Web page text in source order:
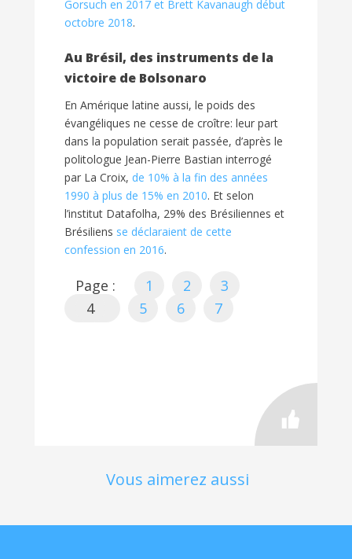
Gorsuch en 2017 et Brett Kavanaugh début
octobre 2018.
Au Brésil, des instruments de la
victoire de Bolsonaro
En Amérique latine aussi, le poids des
évangéliques ne cesse de croître: leur part
dans la population serait passée, d’après le
politologue Jean-Pierre Bastian interrogé
par La Croix, de 10% à la fin des années
1990 à plus de 15% en 2010. Et selon
l’institut Datafolha, 29% des Brésiliennes et
Brésiliens se déclaraient de cette
confession en 2016.
Page : 1 2
3
4
5 6 7
Vous aimerez aussi